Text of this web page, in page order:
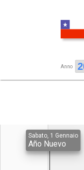
Anno
Sabato, 1 Gennaio
Año Nuevo